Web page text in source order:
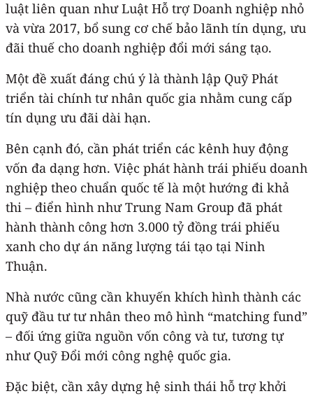
luật liên quan như Luật Hỗ trợ Doanh nghiệp nhỏ
và vừa 2017, bổ sung cơ chế bảo lãnh tín dụng, ưu
đãi thuế cho doanh nghiệp đổi mới sáng tạo.
Một đề xuất đáng chú ý là thành lập Quỹ Phát
triển tài chính tư nhân quốc gia nhằm cung cấp
tín dụng ưu đãi dài hạn.
Bên cạnh đó, cần phát triển các kênh huy động
vốn đa dạng hơn. Việc phát hành trái phiếu doanh
nghiệp theo chuẩn quốc tế là một hướng đi khả
thi – điển hình như Trung Nam Group đã phát
hành thành công hơn 3.000 tỷ đồng trái phiếu
xanh cho dự án năng lượng tái tạo tại Ninh
Thuận.
Nhà nước cũng cần khuyến khích hình thành các
quỹ đầu tư tư nhân theo mô hình “matching fund”
– đối ứng giữa nguồn vốn công và tư, tương tự
như Quỹ Đổi mới công nghệ quốc gia.
Đặc biệt, cần xây dựng hệ sinh thái hỗ trợ khởi